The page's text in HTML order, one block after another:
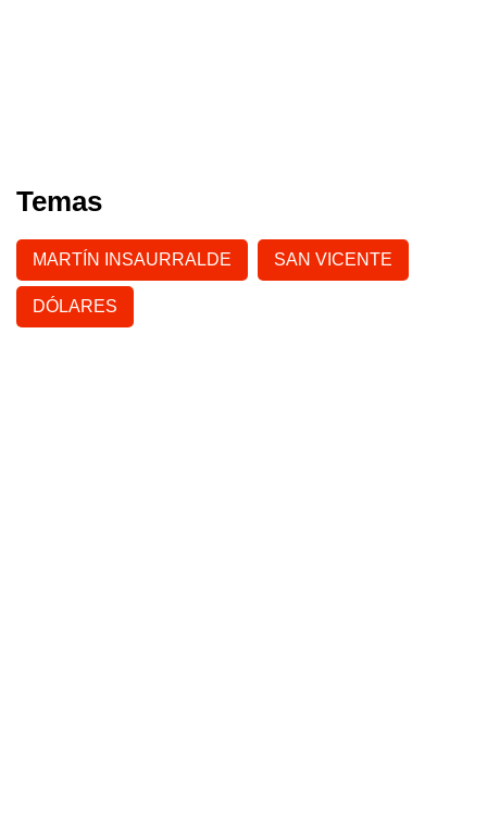
Temas
MARTÍN INSAURRALDE SAN VICENTE
DÓLARES